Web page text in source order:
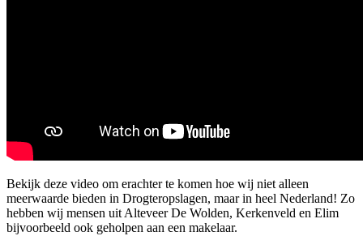
Bekijk deze video om erachter te komen hoe wij niet alleen
meerwaarde bieden in Drogteropslagen, maar in heel Nederland! Zo
hebben wij mensen uit Alteveer De Wolden, Kerkenveld en Elim
bijvoorbeeld ook geholpen aan een makelaar.